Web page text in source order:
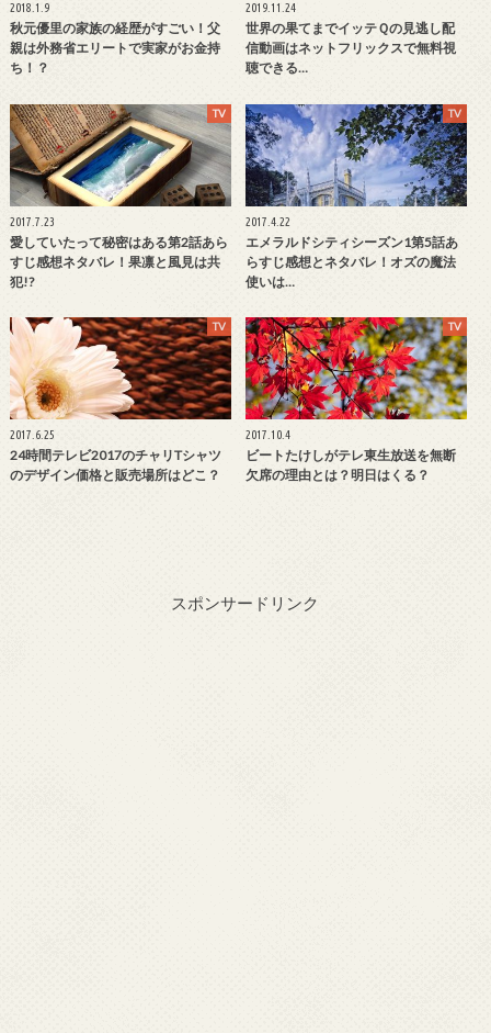
2018.1.9
秋元優里の家族の経歴がすごい！父
親は外務省エリートで実家がお金持
ち！？
2019.11.24
世界の果てまでイッテＱの見逃し配
信動画はネットフリックスで無料視
聴できる…
TV
2017.7.23
愛していたって秘密はある第2話あら
すじ感想ネタバレ！果凛と風見は共
犯!?
TV
2017.4.22
エメラルドシティシーズン1第5話あ
らすじ感想とネタバレ！オズの魔法
使いは…
TV
2017.6.25
24時間テレビ2017のチャリTシャツ
のデザイン価格と販売場所はどこ？
TV
2017.10.4
ビートたけしがテレ東生放送を無断
欠席の理由とは？明日はくる？
スポンサードリンク